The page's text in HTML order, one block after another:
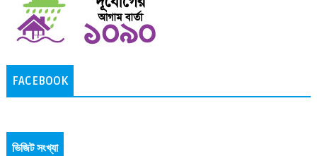
FACEBOOK
ভিজিট সংখ্যা